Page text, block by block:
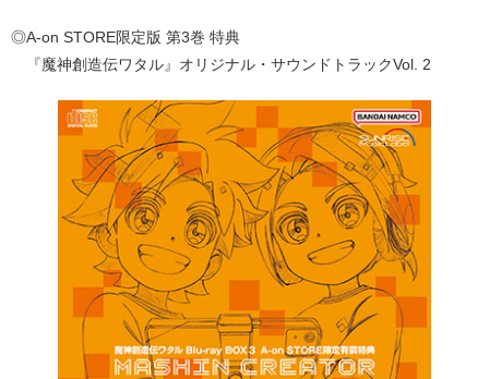
◎A-on STORE限定版 第3巻 特典
『魔神創造伝ワタル』オリジナル・サウンドトラックVol. 2